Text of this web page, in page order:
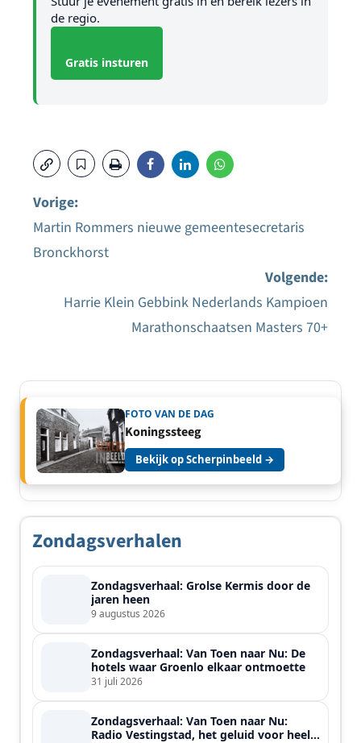
de regio.
Gratis insturen
Bericht
Vorige:
Martin Rommers nieuwe gemeentesecretaris
Bronckhorst
Volgende:
Harrie Klein Gebbink Nederlands Kampioen
Marathonschaatsen Masters 70+
FOTO VAN DE DAG
Koningssteeg
Bekijk op Scherpinbeeld →
Zondagsverhalen
Zondagsverhaal: Grolse Kermis door de
jaren heen
9 augustus 2026
Zondagsverhaal: Van Toen naar Nu: De
hotels waar Groenlo elkaar ontmoette
31 juli 2026
Zondagsverhaal: Van Toen naar Nu:
Radio Vestingstad, het geluid voor heel